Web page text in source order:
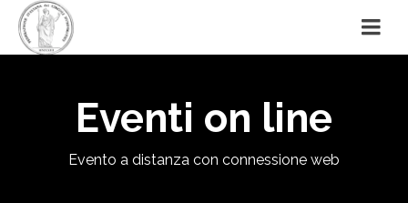
Eventi on line
Evento a distanza con connessione web